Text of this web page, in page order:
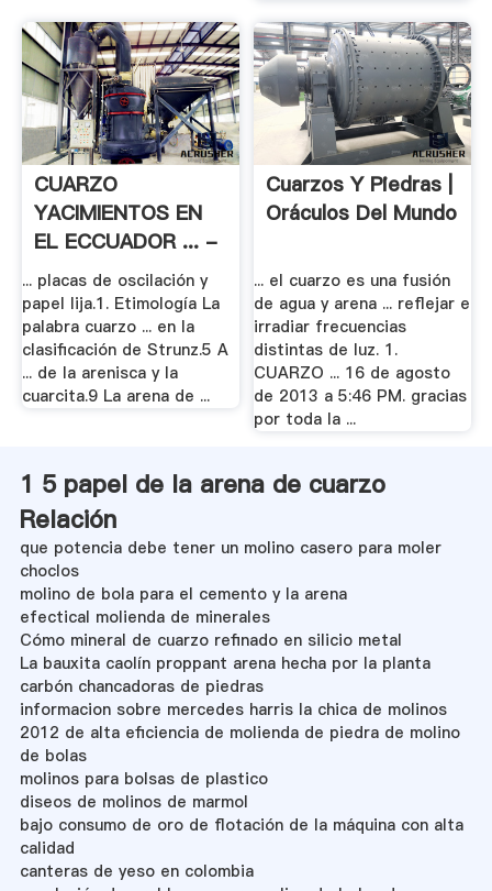
CUARZO
YACIMIENTOS EN
EL ECCUADOR ... -
Es .
... placas de oscilación y
papel lija.1. Etimología La
palabra cuarzo ... en la
clasificación de Strunz.5 A
... de la arenisca y la
cuarcita.9 La arena de ...
Cuarzos Y Piedras |
Oráculos Del Mundo
... el cuarzo es una fusión
de agua y arena ... reflejar e
irradiar frecuencias
distintas de luz. 1.
CUARZO ... 16 de agosto
de 2013 a 5:46 PM. gracias
por toda la ...
1 5 papel de la arena de cuarzo
Relación
que potencia debe tener un molino casero para moler
choclos
molino de bola para el cemento y la arena
efectical molienda de minerales
Cómo mineral de cuarzo refinado en silicio metal
La bauxita caolín proppant arena hecha por la planta
carbón chancadoras de piedras
informacion sobre mercedes harris la chica de molinos
2012 de alta eficiencia de molienda de piedra de molino
de bolas
molinos para bolsas de plastico
diseos de molinos de marmol
bajo consumo de oro de flotación de la máquina con alta
calidad
canteras de yeso en colombia